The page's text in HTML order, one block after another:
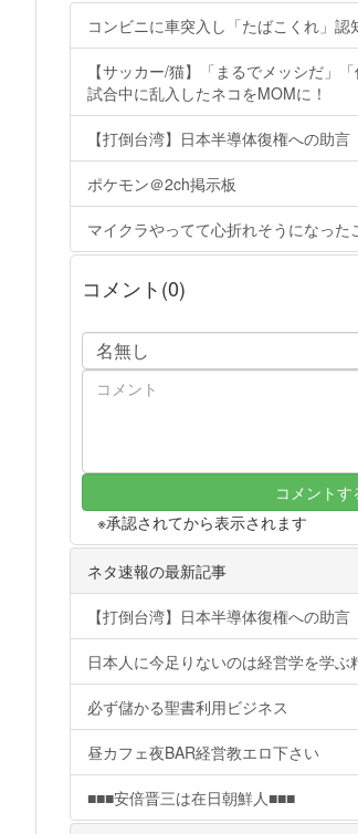
コンビニに車突入し「たばこくれ」認
【サッカー/猫】「まるでメッシだ」
試合中に乱入したネコをMOMに！
【打倒台湾】日本半導体復権への助言
ポケモン＠2ch掲示板
マイクラやってて心折れそうになった
コメント(0)
※承認されてから表示されます
ネタ速報の最新記事
【打倒台湾】日本半導体復権への助言
日本人に今足りないのは経営学を学ぶ
必ず儲かる聖書利用ビジネス
昼カフェ夜BAR経営教エロ下さい
■■■安倍晋三は在日朝鮮人■■■